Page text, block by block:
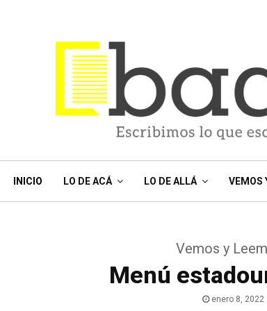
INICIO LO DE ACÁ LO DE ALLÁ VEMOS
Vemos y
Menú
enero 8, 2022